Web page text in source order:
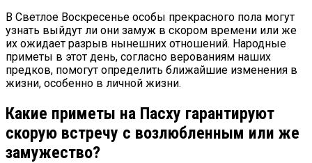
В Светлое Воскресенье особы прекрасного пола могут
узнать выйдут ли они замуж в скором времени или же
их ожидает разрыв нынешних отношений. Народные
приметы в этот день, согласно верованиям наших
предков, помогут определить ближайшие изменения в
жизни, особенно в личной жизни.
Какие приметы на Пасху гарантируют
скорую встречу с возлюбленным или же
замужество?